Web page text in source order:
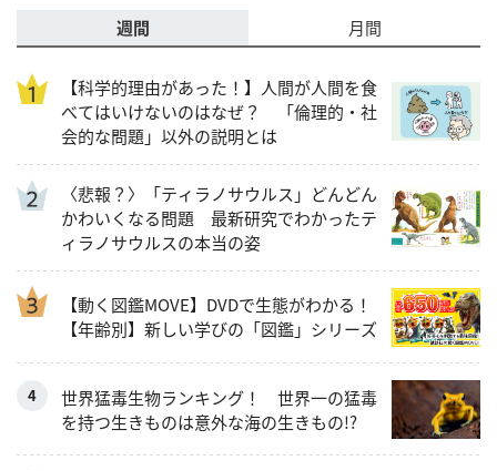
週間 月間
【科学的理由があった！】人間が人間を食
べてはいけないのはなぜ？ 「倫理的・社
会的な問題」以外の説明とは
〈悲報？〉「ティラノサウルス」どんどん
かわいくなる問題 最新研究でわかったテ
ィラノサウルスの本当の姿
【動く図鑑MOVE】DVDで生態がわかる！
【年齢別】新しい学びの「図鑑」シリーズ
世界猛毒生物ランキング！ 世界一の猛毒
を持つ生きものは意外な海の生きもの!?